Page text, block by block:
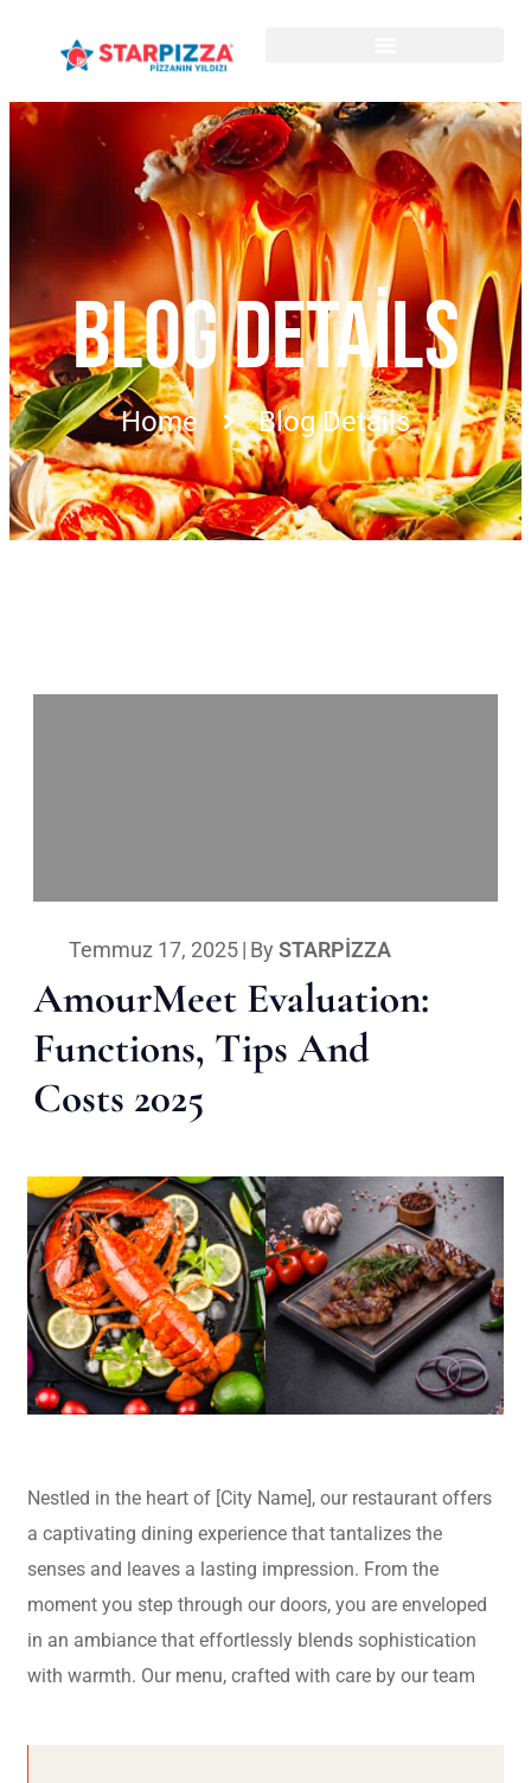
BLOG DETAILS
Home Blog Details
Temmuz 17, 2025| By STARPIZZA
AmourMeet Evaluation:
Functions, Tips And
Costs 2025
Nestled in the heart of [City Name], our restaurant offers
a captivating dining experience that tantalizes the
senses and leaves a lasting impression. From the
moment you step through our doors, you are enveloped
in an ambiance that effortlessly blends sophistication
with warmth. Our menu, crafted with care by our team